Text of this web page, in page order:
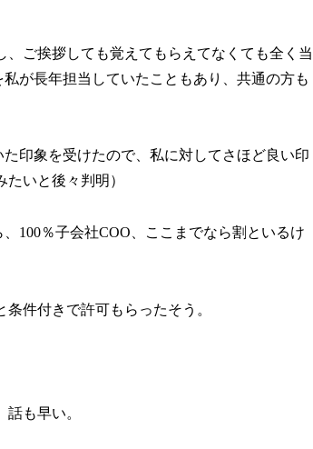
ご挨拶しても覚えてもらえてなくても全く当
が長年担当していたこともあり、共通の方も
印象を受けたので、私に対してさほど良い印
いと後々判明）
100％子会社COO、ここまでなら割といるけ
件付きで許可もらったそう。
も早い。